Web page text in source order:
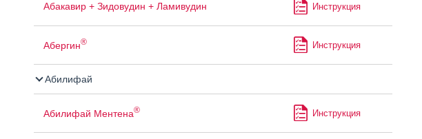
Абакавир + Зидовудин + Ламивудин Инструкция
Абергин® Инструкция
Абилифай
Абилифай Ментена® Инструкция